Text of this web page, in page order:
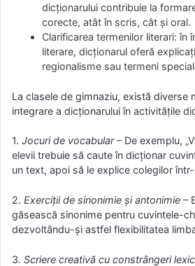
dicționarului contribuie la
corecte, atât în scris, cât și oral.
Clarificarea termenilor literari: în
literare, dicționarul oferă
regionalisme sau termeni
La clasele de gimnaziu, există diverse
integrare a dicționarului în activitățile
1. Jocuri de vocabular– De exemplu,
elevii trebuie să caute în dicționar
un text, apoi să le explice colegilor
2. Exerciții de sinonimie și antonimie –
găsească sinonime pentru cuvintele-
dezvoltându-și astfel flexibilitatea
3. Scriere creativă cu constrângeri